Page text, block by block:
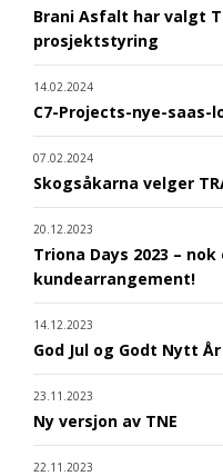
Brani Asfalt har valgt
prosjektstyring
14.02.2024
C7-Projects-nye-
07.02.2024
Skogsåkarna velger
20.12.2023
Triona Days 2023 –
kundearrangement!
14.12.2023
God Jul og Godt Nytt År
23.11.2023
Ny versjon av TNE
22.11.2023